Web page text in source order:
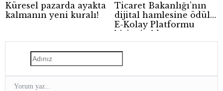
Küresel pazarda ayakta
kalmanın yeni kuralı!
Ticaret Bakanlığı’nın
dijital hamlesine ödül:
E-Kolay Platformu
birinci oldu